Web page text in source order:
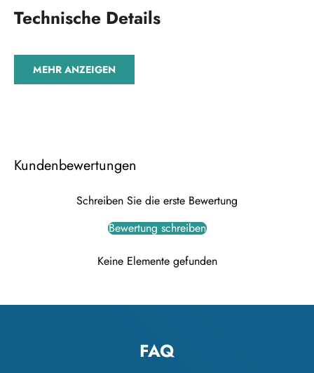
Technische Details
MEHR ANZEIGEN
Kundenbewertungen
Schreiben Sie die erste Bewertung
Bewertung schreiben
Keine Elemente gefunden
FAQ